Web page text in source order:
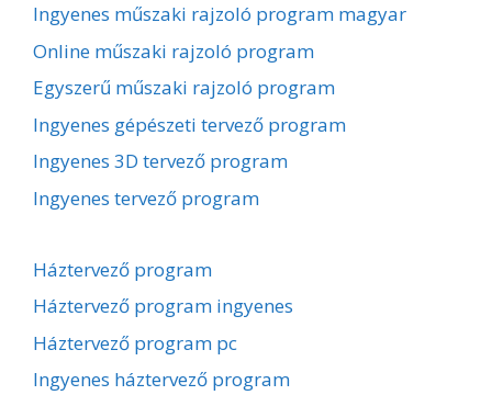
Ingyenes műszaki rajzoló program magyar
Online műszaki rajzoló program
Egyszerű műszaki rajzoló program
Ingyenes gépészeti tervező program
Ingyenes 3D tervező program
Ingyenes tervező program
Háztervező program
Háztervező program ingyenes
Háztervező program pc
Ingyenes háztervező program